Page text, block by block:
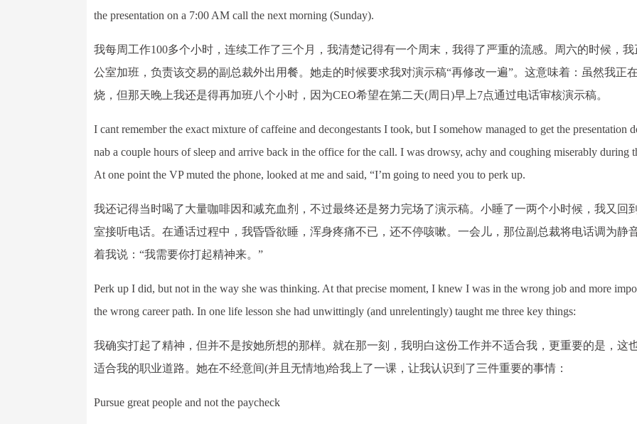
the presentation on a 7:00 AM call the next morning (Sunday).
我每周工作100多个小时，连续工作了三个月，我清楚记得有一个周末，我得了严重的流感。周六的时候，我
公室加班，负责该交易的副总裁外出用餐。她走的时候要求我对演示稿“再修改一遍”。这意味着：虽然我正
烧，但那天晚上我还是得再加班八个小时，因为CEO希望在第二天(周日)早上7点通过电话审核演示稿。
I cant remember the exact mixture of caffeine and decongestants I took, but I somehow managed to get the presentation
nab a couple hours of sleep and arrive back in the office for the call. I was drowsy, achy and coughing miserably during
At one point the VP muted the phone, looked at me and said, “I’m going to need you to perk up.
我还记得当时喝了大量咖啡因和减充血剂，不过最终还是努力完场了演示稿。小睡了一两个小时候，我又回
室接听电话。在通话过程中，我昏昏欲睡，浑身疼痛不已，还不停咳嗽。一会儿，那位副总裁将电话调为静
着我说：“我需要你打起精神来。”
Perk up I did, but not in the way she was thinking. At that precise moment, I knew I was in the wrong job and more
the wrong career path. In one life lesson she had unwittingly (and unrelentingly) taught me three key things:
我确实打起了精神，但并不是按她所想的那样。就在那一刻，我明白这份工作并不适合我，更重要的是，这
适合我的职业道路。她在不经意间(并且无情地)给我上了一课，让我认识到了三件重要的事情：
Pursue great people and not the paycheck